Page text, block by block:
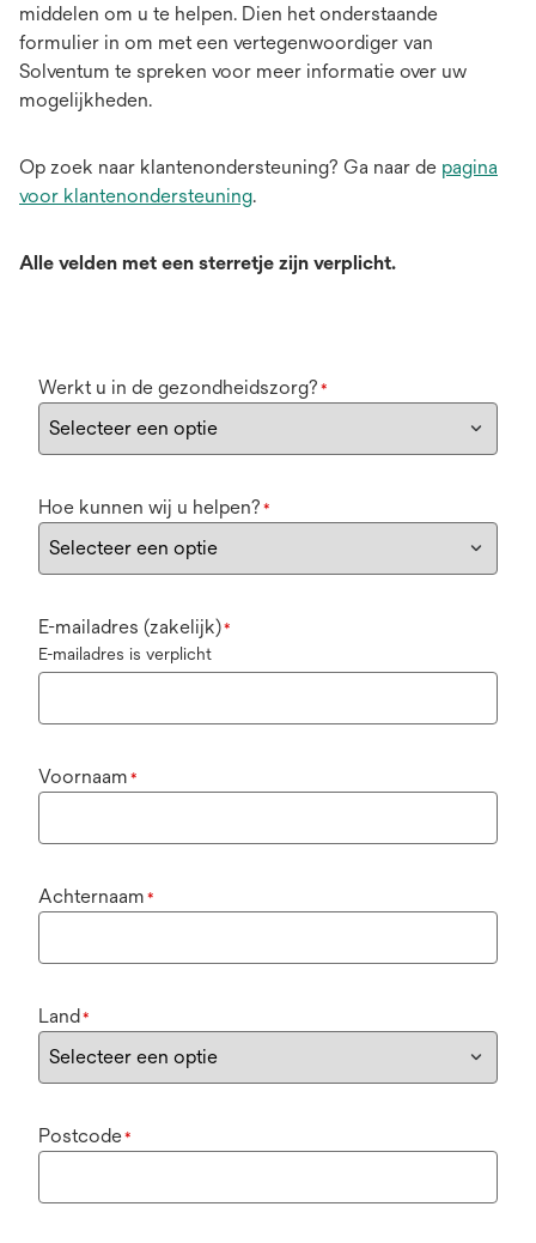
middelen om u te helpen. Dien het onderstaande
formulier in om met een vertegenwoordiger van
Solventum te spreken voor meer informatie over uw
mogelijkheden.
Op zoek naar klantenondersteuning? Ga naar de pagina
voor klantenondersteuning.
Alle velden met een sterretje zijn verplicht.
Werkt u in de gezondheidszorg? *
Hoe kunnen wij u helpen? *
E-mailadres (zakelijk)*
E-mailadres is verplicht
Voornaam *
Achternaam *
Land*
Postcode*